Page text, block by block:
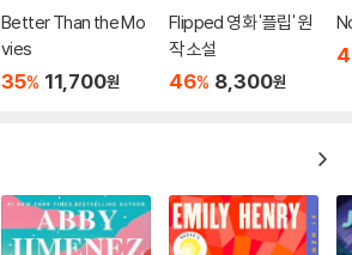
Better Than the Mo
vies
35% 11,700원
Flipped 영화 '플립' 원
작 소설
46% 8,300원